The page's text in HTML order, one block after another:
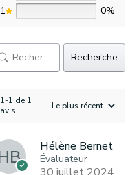
1
0%
Recherche
1-1 de 1
avis
Hélène Bernet
Évaluateur